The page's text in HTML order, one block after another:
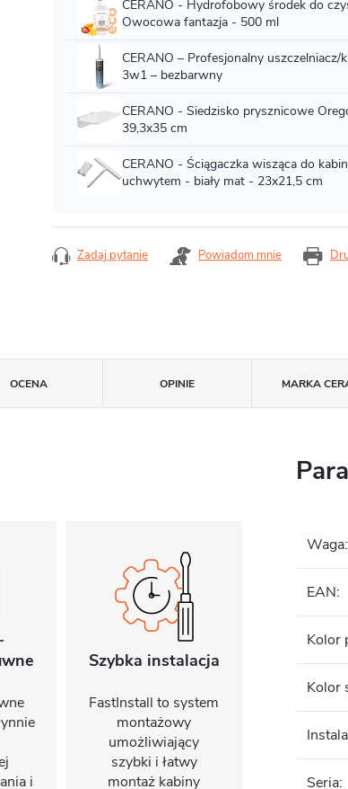
Zadaj pytanie Powiadom mnie
OCENA OPINIE MARKA
i
Szybka instalacja
FastInstall to system
montażowy
umożliwiający
szybki i łatwy
montaż kabiny
Waga:
EAN:
Kolor
Kolor
Seria: